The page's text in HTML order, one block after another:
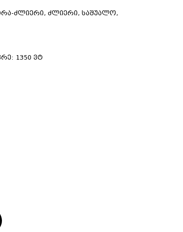
ძლიერი, ძლიერი, საშუალო,
1350 ვტ